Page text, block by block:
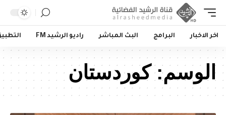
اخر الاخبار البرامج البث المباشر راديو الرشيد FM
الوسم:كوردستان